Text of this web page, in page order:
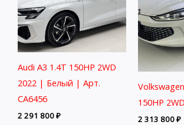
Audi A3 1.4T 150HP 2WD
2022 | Белый | Арт.
CA6456
2 291 800₽
150HP
2 313 800₽